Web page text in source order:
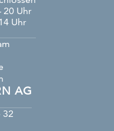
20 Uhr
Uhr
AG
32